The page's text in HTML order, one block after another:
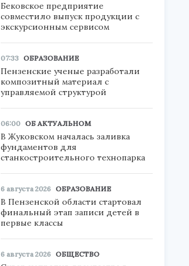
Бековское предприятие
совместило выпуск продукции с
экскурсионным сервисом
07:33 ОБРАЗОВАНИЕ
Пензенские ученые разработали
композитный материал с
управляемой структурой
06:00 ОБ АКТУАЛЬНОМ
В Жуковском началась заливка
фундаментов для
станкостроительного технопарка
6 августа 2026 ОБРАЗОВАНИЕ
В Пензенской области стартовал
финальный этап записи детей в
первые классы
6 августа 2026 ОБЩЕСТВО